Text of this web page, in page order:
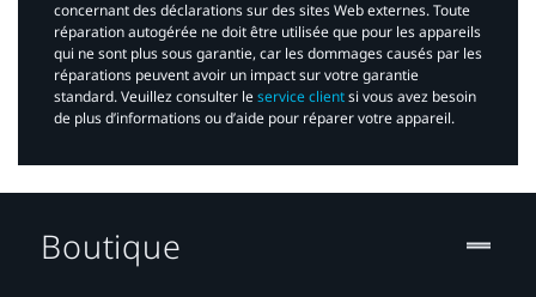
concernant des déclarations sur des sites Web externes. Toute
réparation autogérée ne doit être utilisée que pour les appareils
qui ne sont plus sous garantie, car les dommages causés par les
réparations peuvent avoir un impact sur votre garantie
standard. Veuillez consulter leservice clientsi vous avez besoin
de plus d’informations ou d’aide pour réparer votre appareil.​
Boutique